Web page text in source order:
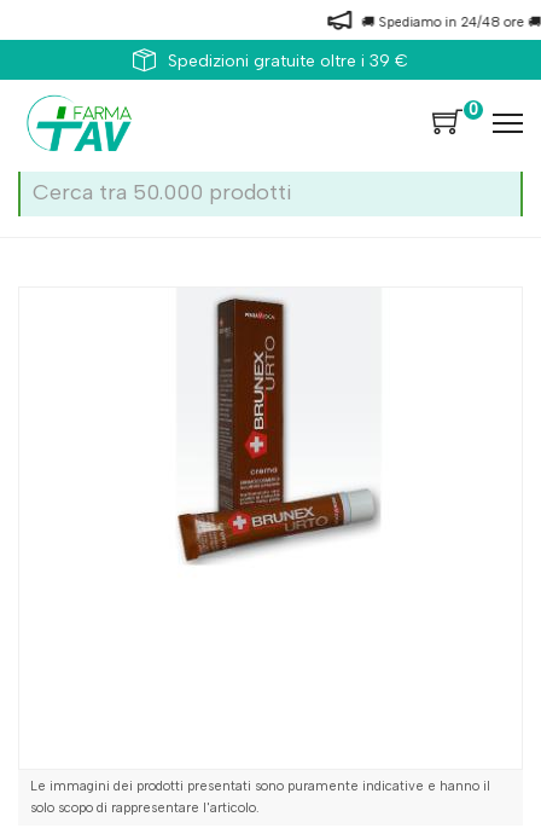
🚚 Spediamo in 24/48 ore 🚚
Spedizioni gratuite oltre i 39 €
0
Le immagini dei prodotti presentati sono puramente indicative e hanno il
solo scopo di rappresentare l'articolo.